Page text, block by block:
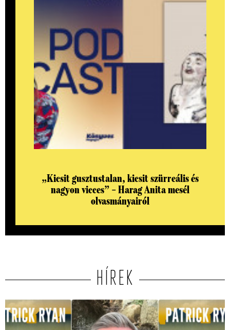
„Kicsit gusztustalan, kicsit szürreális és
nagyon vicces” – Harag Anita mesél
olvasmányairól
HÍREK